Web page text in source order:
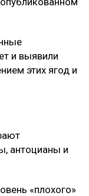
и выявили
этих ягод и
антоцианы и
«плохого»